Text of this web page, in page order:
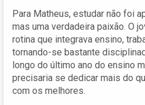
Para Matheus, estudar não foi
mas uma verdadeira paixão. O
rotina que integrava ensino,
tornando-se bastante
longo do último ano do ensino
precisaria se dedicar mais do
com os melhores.